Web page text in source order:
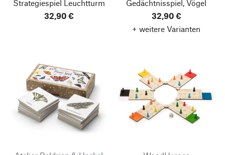
Strategiespiel Leuchtturm
32,90 €
Gedächtnisspiel, Vögel
32,90 €
+ weitere Varianten